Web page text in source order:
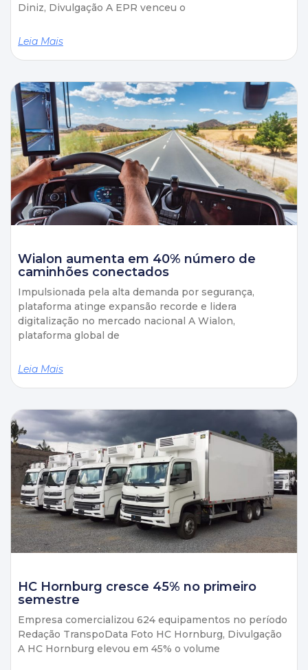
Diniz, Divulgação A EPR venceu o
Leia Mais
Wialon aumenta em 40% número de
caminhões conectados
Impulsionada pela alta demanda por segurança,
plataforma atinge expansão recorde e lidera
digitalização no mercado nacional A Wialon,
plataforma global de
Leia Mais
HC Hornburg cresce 45% no primeiro
semestre
Empresa comercializou 624 equipamentos no período
Redação TranspoData Foto HC Hornburg, Divulgação
A HC Hornburg elevou em 45% o volume